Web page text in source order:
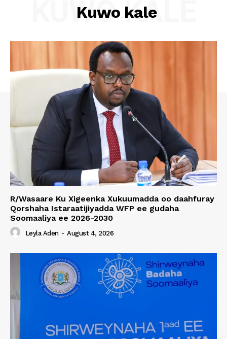
Kuwo kale
KUWO KALE
R/Wasaare Ku Xigeenka Xukuumadda oo daahfuray
Qorshaha Istaraatijiyadda WFP ee gudaha
Soomaaliya ee 2026-2030
Leyla Aden - August 4, 2026